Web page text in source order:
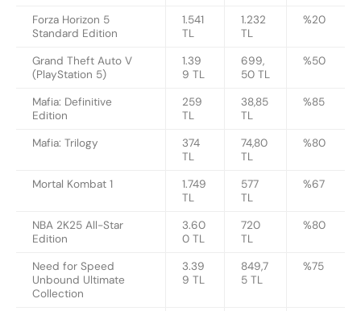
Forza Horizon 5
Standard Edition
1.541
TL
1.232
TL
%20
Grand Theft Auto V
(PlayStation 5)
1.39
9 TL
699,
50 TL
%50
Mafia: Definitive
Edition
259
TL
38,85
TL
%85
Mafia: Trilogy
374
TL
74,80
TL
%80
Mortal Kombat 1
1.749
TL
577
TL
%67
NBA 2K25 All-Star
Edition
3.60
0 TL
720
TL
%80
Need for Speed
Unbound Ultimate
Collection
3.39
9 TL
849,7
5 TL
%75